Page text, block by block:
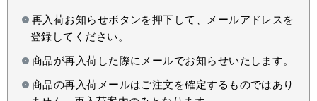
再入荷お知らせボタンを押下して、メールアドレスを
登録してください。
商品が再入荷した際にメールでお知らせいたします。
商品の再入荷メールはご注文を確定するものではあり